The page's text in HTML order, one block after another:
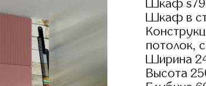
Шкаф
Шкаф в
потолок,
Ширина
Высота